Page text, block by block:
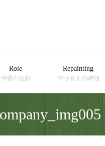
Role
塗装の役割
Repainting
塗り替えの時期